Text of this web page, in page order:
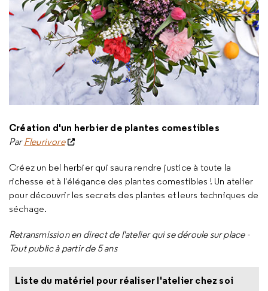
Création d'un herbier de plantes comestibles
ParFleurivore
Créez un bel herbier qui saura rendre justice à toute la
richesse et à l'élégance des plantes comestibles ! Un atelier
pour découvrir les secrets des plantes et leurs techniques de
séchage.
Retransmission en direct de l'atelier qui se déroule sur place -
Tout public à partir de 5 ans
Liste du matériel pour réaliser l'atelier chez soi